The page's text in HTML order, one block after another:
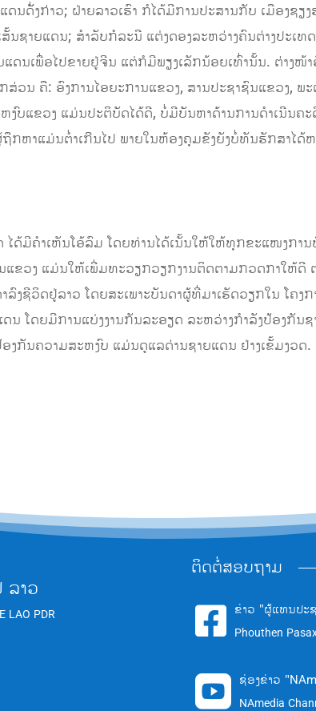
ດນດັັ່ງກ່າວ; ຝ່າຍລາວເຮົາ ກໍໄດ້ມີການປະສານກັບ ເມືອງຊ
ນຊາຍແດນ; ສໍາລັບກໍລະນີ ແຕ່ງດອງລະຫວ່າງຄົນຕ່າງປະ
ນເພື່ອໄປຂາຍຢູ່ຈີນ ແຕ່ກໍມີພຽງເລັກນ້ອຍເທົ່ານັ້ນ. ຕ່າງໜ້າ
ສ່ວນ ຄື: ອົງການໄອຍະການແຂວງ, ສານປະຊາຊົນແຂວງ,
ງົບແຂວງ ແມ່ນປະຕິບັດໄດ້ດີ, ບໍ່ມີບັນຫາດ້ານການດໍາເນີນຄ
ກຫາແມ່ນຕໍ່າເກີນໄປ ພາຍໃນຫ້ອງຄຸມຂັງຍັງບໍ່ທັນຮັກສາໄ
ໄດ້ມີຄໍາເຫັນໂອ້ລົມ ໂດຍທ່ານໄດ້ເນັ້ນໃຫ້ໃຫ້ທຸກຂະແໜງກາ
ຂວງ ແມ່ນໃຫ້ເພີ່ມທະວຽກວຽກງານຕິດຕາມກວດກາໃຫ້ດີ
ງຊີວິດຢູ່ລາວ ໂດຍສະເພາະບັນດາຜູ້ທີ່ມາເຮັດວຽກໃນ ໂຄງ
ນ ໂດຍມີການແບ່ງງານກັນລະອຽດ ລະຫວ່າງກໍາລັງປ້ອງກັ
ງກັນຄວາມສະຫງົບ ແມ່ນດູແລດ່ານຊາຍແດນ ຢ່າງເຂັ້ມງວດ.
ລາວ
LAO PDR
ຕິດຕໍ່ສອບຖາມ
 ຂ່າວ "ຜູ້ແທນປະ
Phouthen
 ຊ່ອງຂ່າວ
NAmedia